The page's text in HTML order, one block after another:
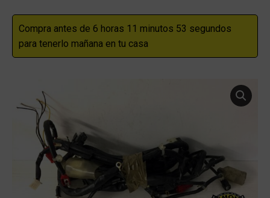
Compra antes de 6 horas 11 minutos 53 segundos
para tenerlo mañana en tu casa